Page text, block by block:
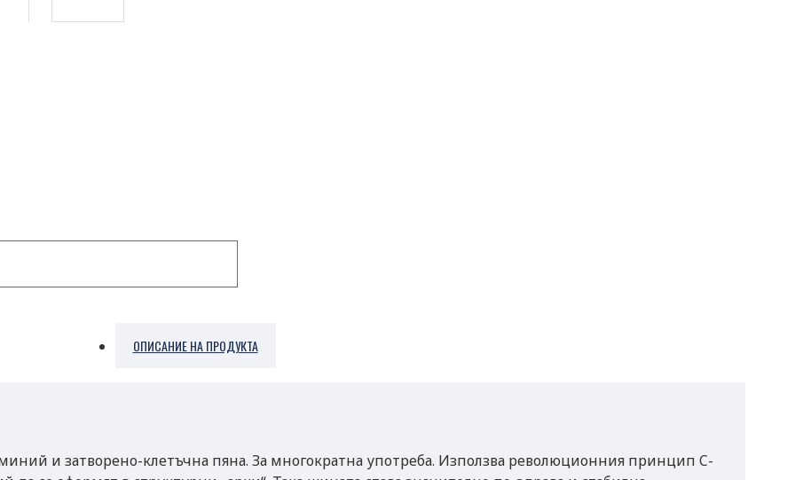
ОПИСАНИЕ НА ПРОДУКТА
и затворено-клетъчна пяна. За многократна употреба. Използва революционния принцип C-